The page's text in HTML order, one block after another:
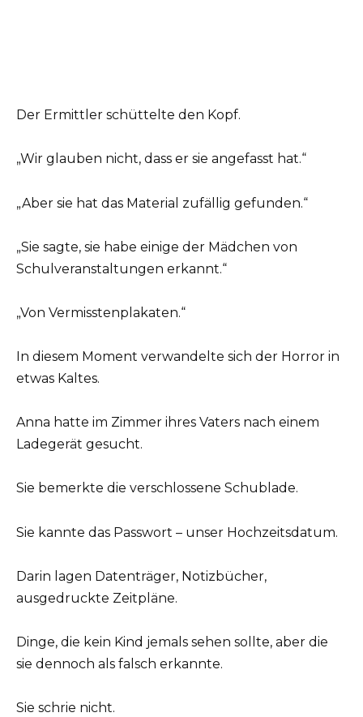
Der Ermittler schüttelte den Kopf.
„Wir glauben nicht, dass er sie angefasst hat.“
„Aber sie hat das Material zufällig gefunden.“
„Sie sagte, sie habe einige der Mädchen von
Schulveranstaltungen erkannt.“
„Von Vermisstenplakaten.“
In diesem Moment verwandelte sich der Horror in
etwas Kaltes.
Anna hatte im Zimmer ihres Vaters nach einem
Ladegerät gesucht.
Sie bemerkte die verschlossene Schublade.
Sie kannte das Passwort – unser Hochzeitsdatum.
Darin lagen Datenträger, Notizbücher,
ausgedruckte Zeitpläne.
Dinge, die kein Kind jemals sehen sollte, aber die
sie dennoch als falsch erkannte.
Sie schrie nicht.